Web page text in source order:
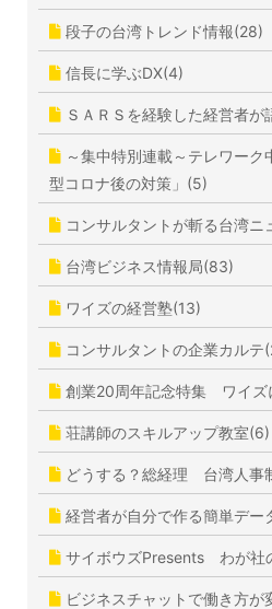
段子の台湾トレンド情報(28)
信長に学ぶDX(4)
ＳＡＲＳを経験した経営者が
～集中特別連載～テレワー
型コロナ後の対策」(5)
コンサルタントが斬る台湾ニ
台湾ビジネス情報局(83)
ワイズの経営塾(13)
コンサルタントの企業カルテ
創業20周年記念特集 ワイズ
荘講師のスキルアップ教室(6)
どうする？総経理 台湾人
経営者が自分で作る簡単デー
サイボウズPresents わが社
ビジネスチャットで働き方